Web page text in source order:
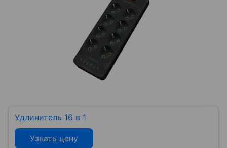
Удлинитель 16 в 1
Узнать цену